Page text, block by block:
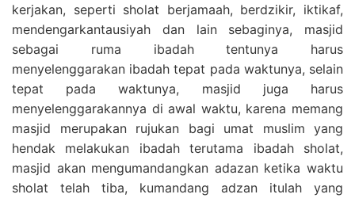
kerjakan, seperti sholat berjamaah, berdzikir, iktikaf,
mendengarkantausiyah dan lain sebaginya, masjid
sebagai ruma ibadah tentunya harus
menyelenggarakan ibadah tepat pada waktunya, selain
tepat pada waktunya, masjid juga harus
menyelenggarakannya di awal waktu, karena memang
masjid merupakan rujukan bagi umat muslim yang
hendak melakukan ibadah terutama ibadah sholat,
masjid akan mengumandangkan adazan ketika waktu
sholat telah tiba, kumandang adzan itulah yang